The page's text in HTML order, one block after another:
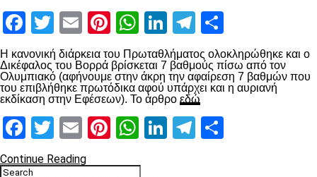
Facebook
Twitter
EmailPinterest
WhatsApp
LinkedIn
Telegram
Η κανονική διάρκεια του Πρωταθλήματος ολοκληρώθηκε και ο
Δικέφαλος του Βορρά βρίσκεται 7 βαθμούς πίσω από τον
Ολυμπιακό (αφήνουμε στην άκρη την αφαίρεση 7 βαθμών που
του επιβλήθηκε πρωτόδικα αφού υπάρχει και η αυριανή
εκδίκαση στην Εφέσεων). Το άρθρο εδώ
Facebook
Twitter
EmailPinterest
WhatsApp
LinkedIn
Telegram
Continue Reading